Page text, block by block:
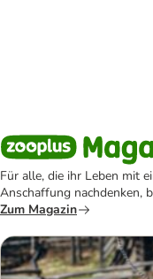
Für alle, die ihr Leben mit
Anschaffung nachdenken,
wichtigsten Fragen rund
Zum Magazin